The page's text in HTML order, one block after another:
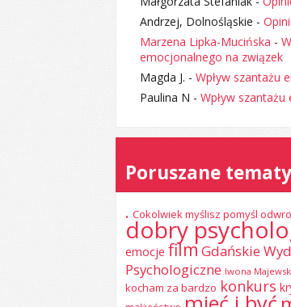
Andrzej, Dolnośląskie -
Marzena Lipka-Mucińska -
emocjonalnego na związek
Magda J. - Wpływ szantażu
Paulina N - Wpływ
Poruszane tematy
. Cokolwiek myślisz pomyśl
dobry
emocje filmGdańskie
Psychologiczne Iwona
kocham za bardzo konkurs